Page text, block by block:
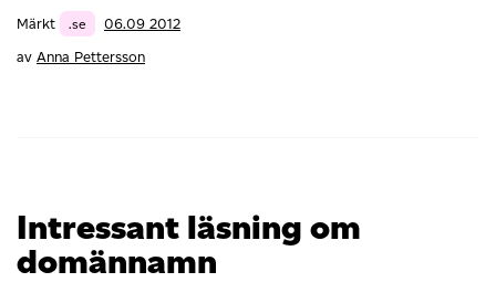
Märkt .se
06.09 2012
av Anna Pettersson
Intressant läsning om
domännamn